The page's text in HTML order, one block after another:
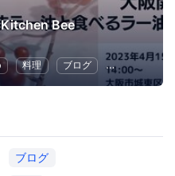
Kitchen Bee
料理 ブログ SEO（検索エ
ブログ